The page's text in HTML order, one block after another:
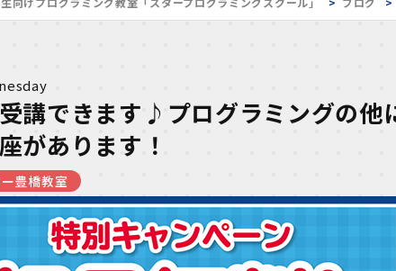
受講できます♪プログラミングの他
があります！
豊橋教室